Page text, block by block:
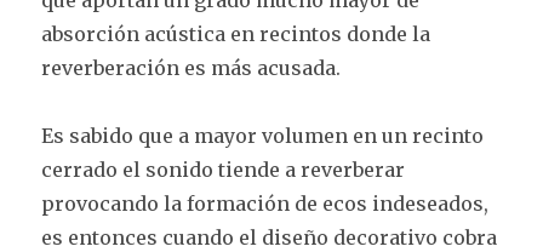
absorción acústica en recintos donde la
reverberación es más acusada.
Es sabido que a mayor volumen en un recinto
cerrado el sonido tiende a reverberar
provocando la formación de ecos indeseados,
es entonces cuando el diseño decorativo cobra